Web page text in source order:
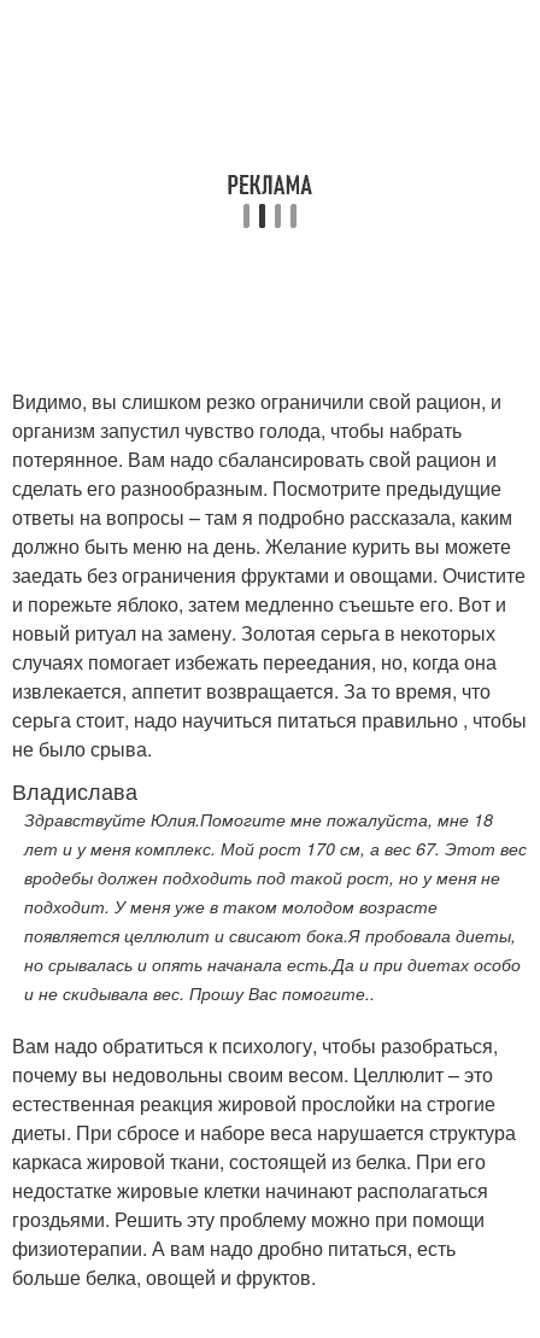
Видимо, вы слишком резко ограничили свой рацион, и
организм запустил чувство голода, чтобы набрать
потерянное. Вам надо сбалансировать свой рацион и
сделать его разнообразным. Посмотрите предыдущие
ответы на вопросы – там я подробно рассказала, каким
должно быть меню на день. Желание курить вы можете
заедать без ограничения фруктами и овощами. Очистите
и порежьте яблоко, затем медленно съешьте его. Вот и
новый ритуал на замену. Золотая серьга в некоторых
случаях помогает избежать переедания, но, когда она
извлекается, аппетит возвращается. За то время, что
серьга стоит, надо научиться питаться правильно , чтобы
не было срыва.
Владислава
Здравствуйте Юлия.Помогите мне пожалуйста, мне 18
лет и у меня комплекс. Мой рост 170 см, а вес 67. Этот вес
вродебы должен подходить под такой рост, но у меня не
подходит. У меня уже в таком молодом возрасте
появляется целлюлит и свисают бока.Я пробовала диеты,
но срывалась и опять начанала есть.Да и при диетах особо
и не скидывала вес. Прошу Вас помогите..
Вам надо обратиться к психологу, чтобы разобраться,
почему вы недовольны своим весом. Целлюлит – это
естественная реакция жировой прослойки на строгие
диеты. При сбросе и наборе веса нарушается структура
каркаса жировой ткани, состоящей из белка. При его
недостатке жировые клетки начинают располагаться
гроздьями. Решить эту проблему можно при помощи
физиотерапии. А вам надо дробно питаться, есть
больше белка, овощей и фруктов.